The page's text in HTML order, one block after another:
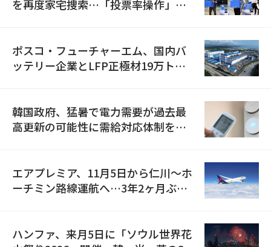
を再度家宅捜索…「投票率操作」の
ポスコ・フューチャーエム、国内バ
ッテリー企業とLFP正極材19万トン
韓国政府、猛暑で電力需要が過去最
高更新の可能性に需給対応体制を点
エアプレミア、11月5日から仁川〜ホ
ーチミン路線運航へ…3年2ヶ月ぶり
ハンファ、来月5日に「ソウル世界花